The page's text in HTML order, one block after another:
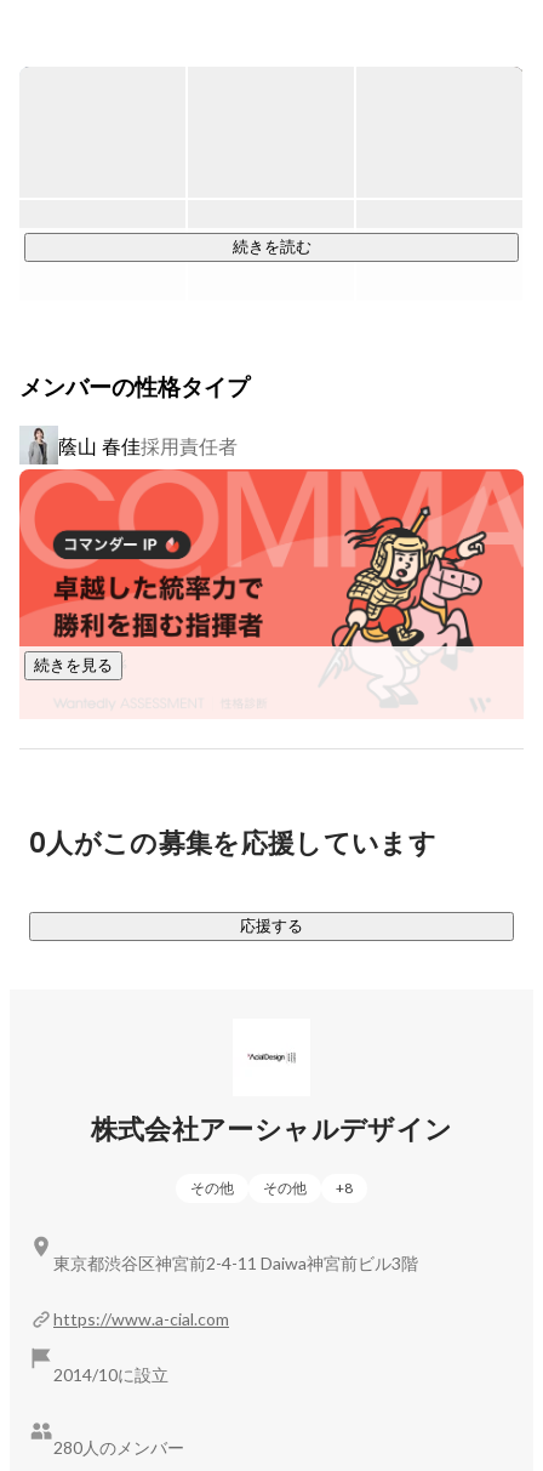
せ、
インに事業展開しており、
■アーシャルデザインの今
○ 急成長を牽引する圧倒的な実績
・ 3年で1,000%（10倍）の事業成長を達成（FY2020-
FY2023）
・スポーツ人材×IT/DX支援PF「Tech & Boost」は事業開始3
年で9,412%の事業成長
・ 部活動指導員配置・地域移行実績は累計15,000回以上、45
自治体を支援
・ 10,000名以上のアスリートのキャリア支援実績有
昨年比1000％超えの成長フェーズに突入し、
続きを読む
メンバーの性格タイプ
蔭山 春佳採用責任者
続きを見る
0人がこの募集を応援しています
応援する
株式会社アーシャルデザイン
その他 その他 +8
https://www.a-cial.com
2014/10に設立
280人のメンバー
東京都渋谷区神宮前2-4-11 Daiwa神宮前ビル3階